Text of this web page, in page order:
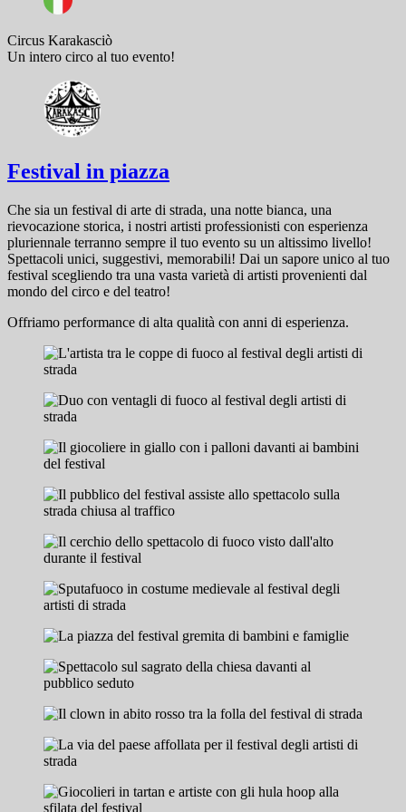
Circus Karakasciò
Un intero circo al tuo evento!
Festival in piazza
Che sia un festival di arte di strada, una notte bianca, una
rievocazione storica, i nostri artisti professionisti con esperienza
pluriennale terranno sempre il tuo evento su un altissimo livello!
Spettacoli unici, suggestivi, memorabili! Dai un sapore unico al tuo
festival scegliendo tra una vasta varietà di artisti provenienti dal
mondo del circo e del teatro!
Offriamo performance di alta qualità con anni di esperienza.